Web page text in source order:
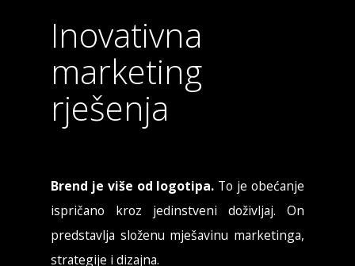
Inovativna
marketing
rješenja
Brend je više od logotipa. To je obećanje
ispričano kroz jedinstveni doživljaj. On
predstavlja složenu mješavinu marketinga,
strategije i dizajna.